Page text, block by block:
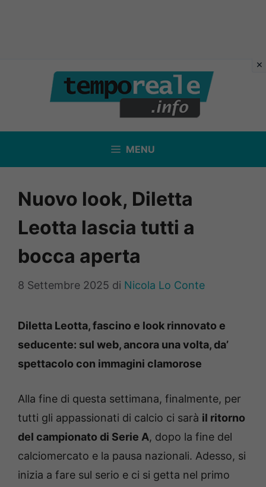
contenuto
MENU
Nuovo look, Diletta
Leotta lascia tutti a
bocca aperta
8 Settembre 2025 di Nicola Lo Conte
Diletta Leotta, fascino e look rinnovato e
seducente: sul web, ancora una volta, da’
spettacolo con immagini clamorose
Alla fine di questa settimana, finalmente, per
tutti gli appassionati di calcio ci sarà il ritorno
del campionato di Serie A, dopo la fine del
calciomercato e la pausa nazionali. Adesso, si
inizia a fare sul serio e ci si getta nel primo